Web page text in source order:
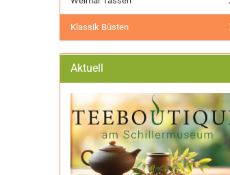
Klassik Büsten
Aktuell